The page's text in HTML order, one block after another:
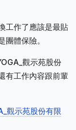
工作了應該是最貼
體保險。
觀示苑股份
有工作內容跟前輩
觀示苑股份有限